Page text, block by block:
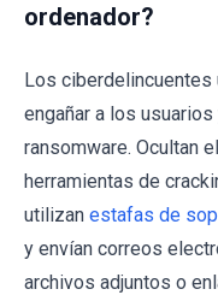
ordenador?
Los
engañar a los
ransomware. Ocultan
herramientas de
utilizan estafas de
y envían correos
archivos adjuntos o